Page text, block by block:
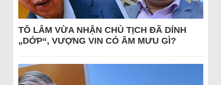
TÔ LÂM VỪA NHẬN CHỦ TỊCH ĐÃ DÍNH
„DỚP“, VƯỢNG VIN CÓ ÂM MƯU GÌ?